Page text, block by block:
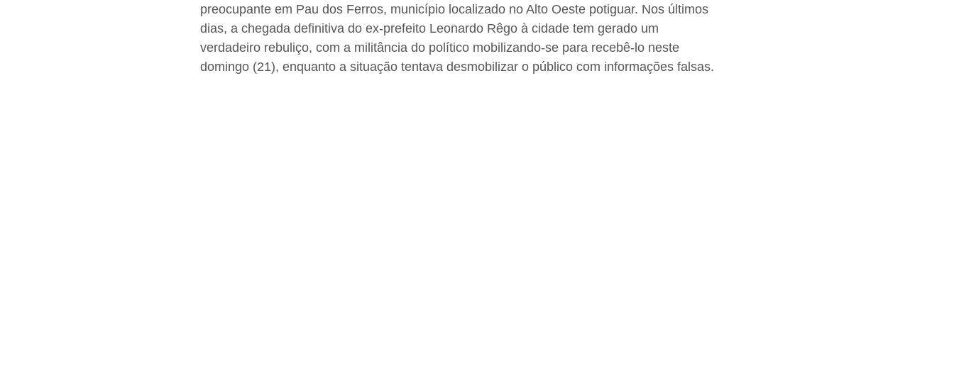
preocupante em Pau dos Ferros, município localizado no Alto Oeste potiguar. Nos últimos
dias, a chegada definitiva do ex-prefeito Leonardo Rêgo à cidade tem gerado um
verdadeiro rebuliço, com a militância do político mobilizando-se para recebê-lo neste
domingo (21), enquanto a situação tentava desmobilizar o público com informações falsas.